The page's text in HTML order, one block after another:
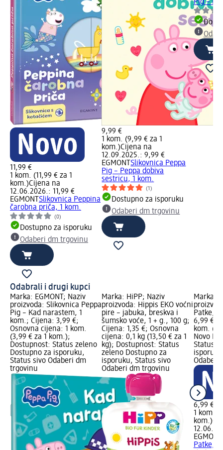
11,99 €
1 kom. (11,99 € za 1
kom.)Cijena na
12.06.2026.: 11,99 €
EGMONT Slikovnica Peppina
čarobna priča, 1 kom.
(0)
Dostupno za isporuku
Odaberi dm trgovinu
9,99 €
1 kom. (9,99 € za 1
kom.)Cijena na
12.09.2025.: 9,99 €
EGMONT Slikovnica Peppa
Pig – Peppa dobiva
sestricu, 1 kom.
(1)
Dostupno za isporuku
Odaberi dm trgovinu
Pig –
Odabrali i drugi kupci
Marka: EGMONT; Naziv
proizvoda: Slikovnica Peppa
Pig – Kad narastem, 1
kom.; Cijena: 3,99 €;
Osnovna cijena: 1 kom.
(3,99 € za 1 kom.);
Dostupnost: Status zeleno
Dostupno za isporuku,
Status sivo Odaberi dm
trgovinu
Marka: HiPP; Naziv
proizvoda: Hippis EKO voćni
pire – jabuka, breskva i
šumsko voće, 1 + g., 100 g;
Cijena: 1,35 €; Osnovna
cijena: 0,1 kg (13,50 € za 1
kg); Dostupnost: Status
zeleno Dostupno za
isporuku, Status sivo
Odaberi dm trgovinu
Marka:
Patke, 1
6,99 €;
kom.
Novo
Status
Odaberi
6,99 €
1 kom.
kom.)
EGMONT
Patke, 1